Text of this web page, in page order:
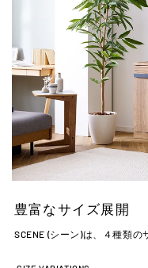
豊富なサイズ展開
SCENE (シーン)は、４種類の